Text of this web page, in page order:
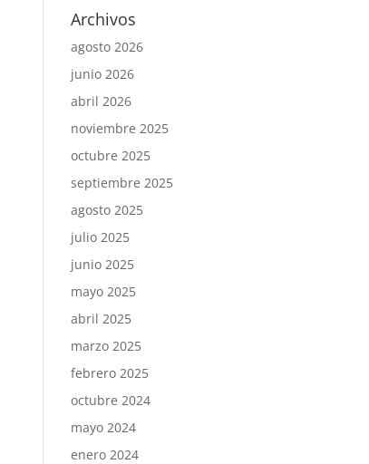
Archivos
agosto 2026
junio 2026
abril 2026
noviembre 2025
octubre 2025
septiembre 2025
agosto 2025
julio 2025
junio 2025
mayo 2025
abril 2025
marzo 2025
febrero 2025
octubre 2024
mayo 2024
enero 2024